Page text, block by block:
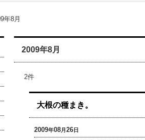
年8月
2009年8月
2件
大根の種まき。
2009年08月26日